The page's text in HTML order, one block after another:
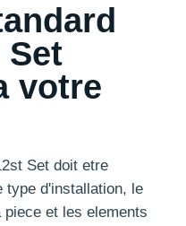
Set
votre
Set doit etre
type d'installation, le
et les elements